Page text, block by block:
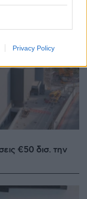
Privacy Policy
€50 δισ. την